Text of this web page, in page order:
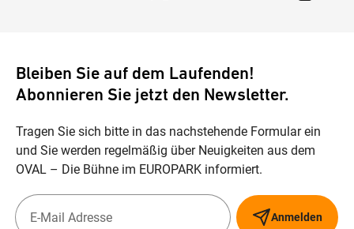
Bleiben Sie auf dem Laufenden!
Abonnieren Sie jetzt den Newsletter.
Tragen Sie sich bitte in das nachstehende Formular ein
und Sie werden regelmäßig über Neuigkeiten aus dem
OVAL – Die Bühne im EUROPARK informiert.
Anmelden